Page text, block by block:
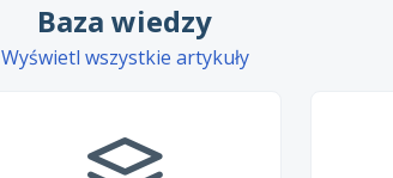
Baza wiedzy
Wyświetl wszystkie artykuły